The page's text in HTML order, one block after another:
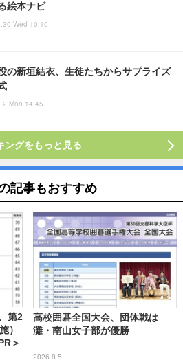
絵本ナビ
Wed 10:10
の新垣結衣、生徒たちからサプライズ
Mon 14:45
ングをもっと見る
記事もおすすめ
第2
）
＞
高校囲碁全国大会、団体戦は
灘・南山女子部が優勝
2026.8.5